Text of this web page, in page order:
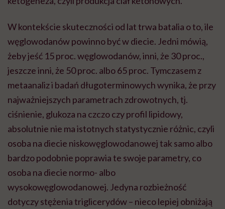
W kontekście skuteczności od lat trwa batalia o to, ile
węglowodanów powinno być w diecie. Jedni mówią,
żeby jeść 15 proc. węglowodanów, inni, że 30 proc.,
jeszcze inni, że 50 proc. albo 65 proc. Tymczasem z
metaanaliz i badań długoterminowych wynika, że przy
najważniejszych parametrach zdrowotnych, tj.
ciśnienie, glukoza na czczo czy profil lipidowy,
absolutnie nie ma istotnych statystycznie różnic, czyli
osoba na diecie niskowęglowodanowej tak samo albo
bardzo podobnie poprawia te swoje parametry, co
osoba na diecie normo- albo
wysokowęglowodanowej. Jedyna rozbieżność
dotyczy stężenia triglicerydów – nieco lepiej obniżają